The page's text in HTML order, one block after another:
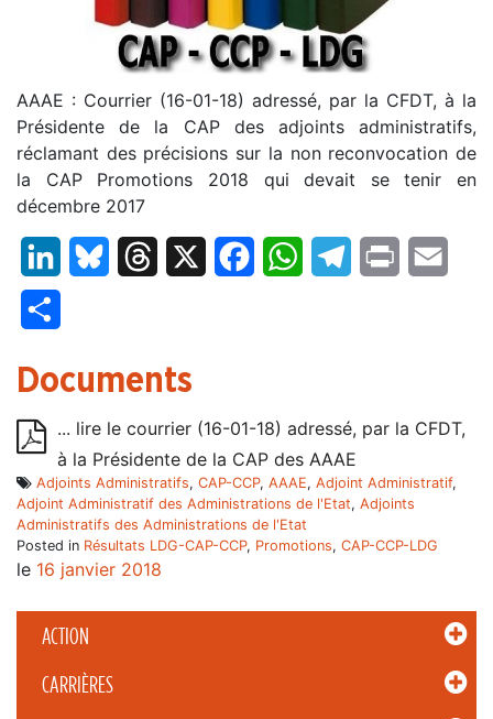
ACTION
CARRIÈRES
AAAE : Courrier (16-01-18) adressé, par la CFDT, à la
Présidente de la CAP des adjoints administratifs,
réclamant des précisions sur la non reconvocation de
la CAP Promotions 2018 qui devait se tenir en
décembre 2017
LinkedInBluesky Threads FacebookWhatsAppTelegram
Print
Documents
... lire le courrier (16-01-18) adressé, par la CFDT,
à la Présidente de la CAP des AAAE
Adjoints Administratifs, CAP-CCP, AAAE, Adjoint Administratif,
Adjoint Administratif des Administrations de l'Etat, Adjoints
Administratifs des Administrations de l'Etat
Posted in Résultats LDG-CAP-CCP, Promotions, CAP-CCP-LDG
le 16 janvier 2018